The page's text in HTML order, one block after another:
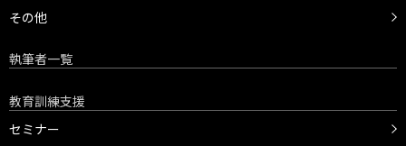
その他
執筆者一覧
教育訓練支援
セミナー